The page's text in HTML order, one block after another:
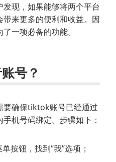
现，如果能够将两个平台
来更多的便利和收益。因
一项必备的功能。
号？
要确保tiktok账号已经通过
机号码绑定。步骤如下：
按钮，找到“我”选项；